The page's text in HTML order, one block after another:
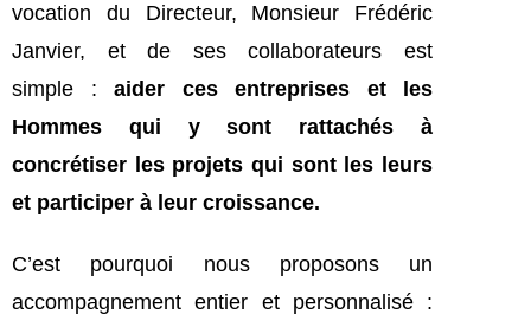
vocation du Directeur, Monsieur Frédéric
Janvier, et de ses collaborateurs est
simple :
aider ces entreprises et les
Hommes qui y sont rattachés à
concrétiser les projets qui sont les leurs
et participer à leur croissance.
C’est pourquoi nous proposons un
accompagnement entier et personnalisé :